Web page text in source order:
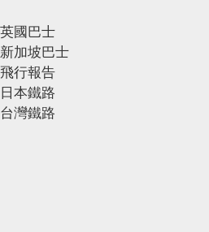
英國巴士
新加坡巴士
飛行報告
日本鐵路
台灣鐵路